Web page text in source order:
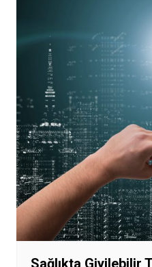
Sağlıkta Giyilebilir